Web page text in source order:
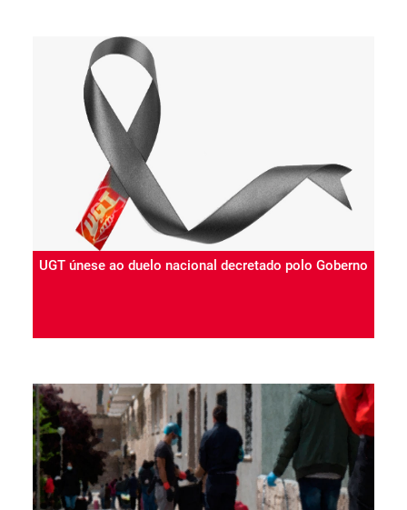
UGT únese ao duelo nacional decretado polo Goberno